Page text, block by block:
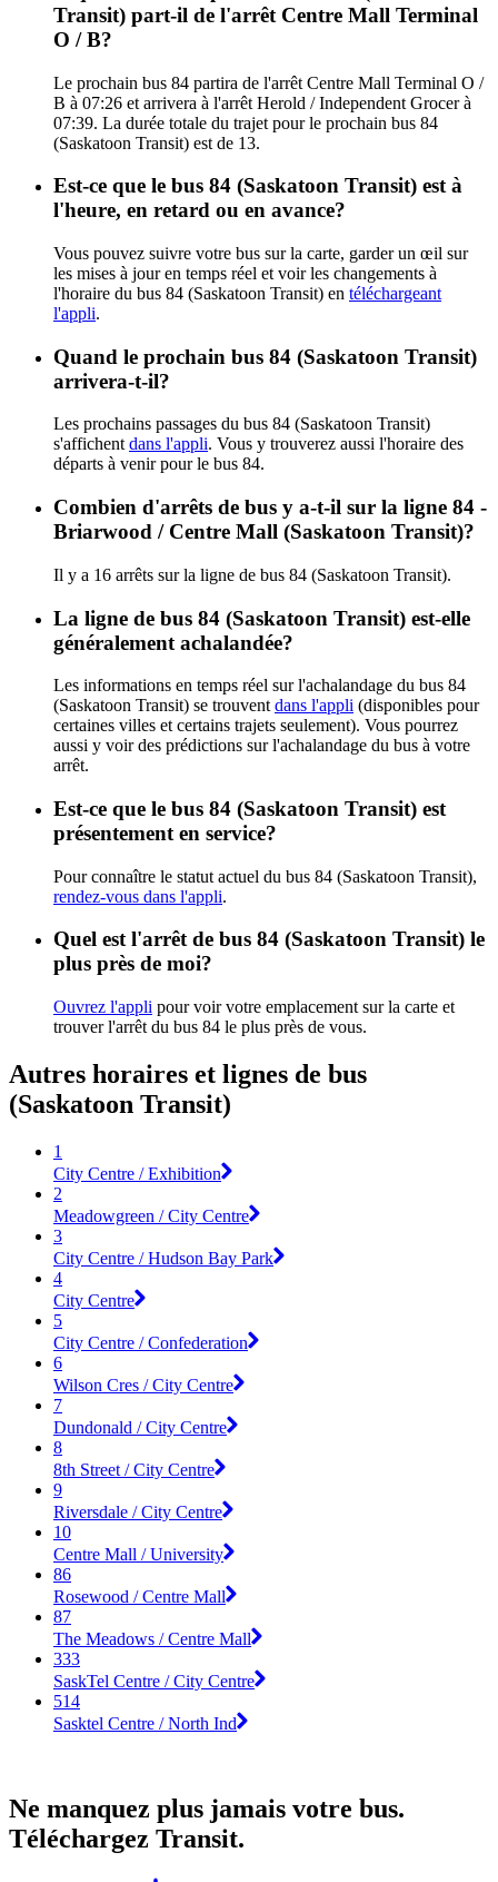
Transit) part-il de l'arrêt Centre Mall Terminal
O / B?
Le prochain bus 84 partira de l'arrêt Centre Mall Terminal O /
B à 07:26 et arrivera à l'arrêt Herold / Independent Grocer à
07:39. La durée totale du trajet pour le prochain bus 84
(Saskatoon Transit) est de 13.
Est-ce que le bus 84 (Saskatoon Transit) est à
l'heure, en retard ou en avance?
Vous pouvez suivre votre bus sur la carte, garder un œil sur
les mises à jour en temps réel et voir les changements à
l'horaire du bus 84 (Saskatoon Transit) en téléchargeant
l'appli.
Quand le prochain bus 84 (Saskatoon Transit)
arrivera-t-il?
Les prochains passages du bus 84 (Saskatoon Transit)
s'affichent dans l'appli. Vous y trouverez aussi l'horaire des
départs à venir pour le bus 84.
Combien d'arrêts de bus y a-t-il sur la ligne 84 -
Briarwood / Centre Mall (Saskatoon Transit)?
Il y a 16 arrêts sur la ligne de bus 84 (Saskatoon Transit).
La ligne de bus 84 (Saskatoon Transit) est-elle
généralement achalandée?
Les informations en temps réel sur l'achalandage du bus 84
(Saskatoon Transit) se trouvent dans l'appli (disponibles pour
certaines villes et certains trajets seulement). Vous pourrez
aussi y voir des prédictions sur l'achalandage du bus à votre
arrêt.
Est-ce que le bus 84 (Saskatoon Transit) est
présentement en service?
Pour connaître le statut actuel du bus 84 (Saskatoon Transit),
rendez-vous dans l'appli.
Quel est l'arrêt de bus 84 (Saskatoon Transit) le
plus près de moi?
Ouvrez l'appli pour voir votre emplacement sur la carte et
trouver l'arrêt du bus 84 le plus près de vous.
Autres horaires et lignes de bus
(Saskatoon Transit)
1
City Centre / Exhibition
2
Meadowgreen / City Centre
3
City Centre / Hudson Bay Park
4
City Centre
5
City Centre / Confederation
6
Wilson Cres / City Centre
7
Dundonald / City Centre
8
8th Street / City Centre
9
Riversdale / City Centre
10
Centre Mall / University
86
Rosewood / Centre Mall
87
The Meadows / Centre Mall
333
SaskTel Centre / City Centre
514
Sasktel Centre / North Ind
Ne manquez plus jamais votre bus.
Téléchargez Transit.